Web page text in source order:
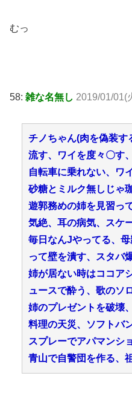
むっ
58: 雑な名無し 2019/01/01(
チノちゃん(肉を偽装す
流す、ワイを度々〇す、
自転車に乗れない、ワ
砂糖とミルク無しじゃ
遊郭務めの姉を見習っ
気絶、耳の病気、スケ
毎日なんJやってる、
って壁を潰す、スタバ
姉が居ない時はココア
ュースで酔う、歌のソ
姉のプレゼントを破壊
料理の天災、ソフトバ
スプレーでアパマンシ
青山で自警団を作る、